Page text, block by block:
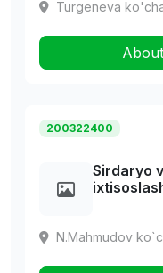
Turgeneva
200322400
Sirdaryo
N.Mahmudov